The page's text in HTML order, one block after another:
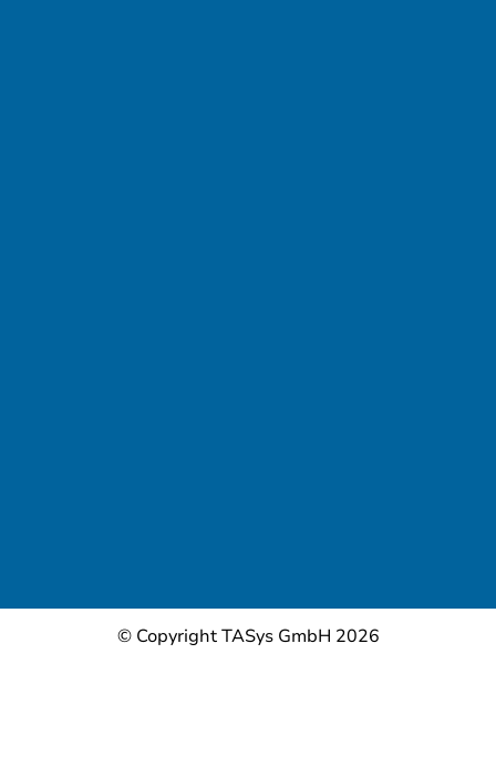
© Copyright TASys GmbH 2026